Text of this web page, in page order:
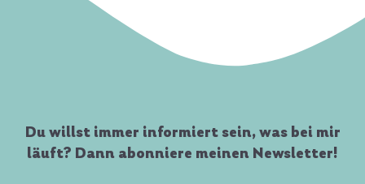
Du willst immer informiert sein, was bei mir
läuft? Dann abonniere meinen Newsletter!